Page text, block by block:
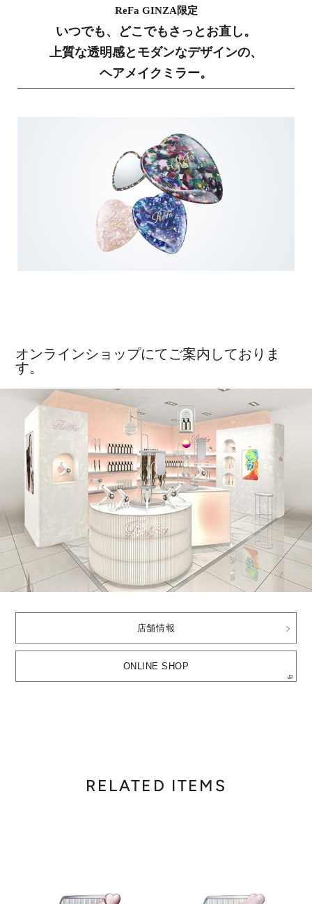
ReFa GINZA限定
いつでも、どこでもさっとお直し。
上質な透明感とモダンなデザインの、
ヘアメイクミラー。
オンラインショップにてご案内しておりま
す。
店舗情報
ONLINE SHOP
RELATED ITEMS